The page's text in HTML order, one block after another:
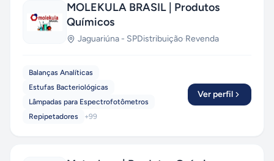
MOLEKULA BRASIL | Produtos
Químicos
Jaguariúna - SPDistribuição·Revenda
Balanças Analíticas
Estufas Bacteriológicas
Lâmpadas para Espectrofotômetros
Repipetadores
+99
Ver perfil